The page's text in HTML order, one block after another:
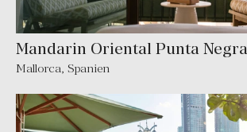
Mandarin Oriental Punta Negra
Mallorca, Spanien